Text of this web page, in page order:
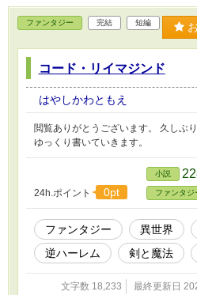
ファンタジー 完結 短編
コード・リイマジンド
はやしかわともえ
閲覧ありがとうございます。 久しぶ
ゆっくり書いていきます。
24h.ポイント 0pt
小説
ファンタジ
ファンタジー 異世界
逆ハーレム
剣と魔法
文字数 18,233 最終更新日